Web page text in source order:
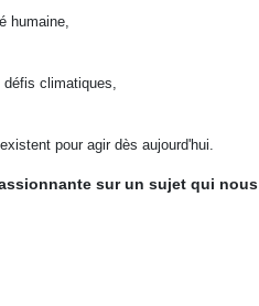
humaine,
défis climatiques,
existent pour agir dès aujourd'hui.
sur un sujet qui nous